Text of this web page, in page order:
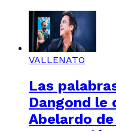
VALLENATO
Las
Dangond le
Abelardo